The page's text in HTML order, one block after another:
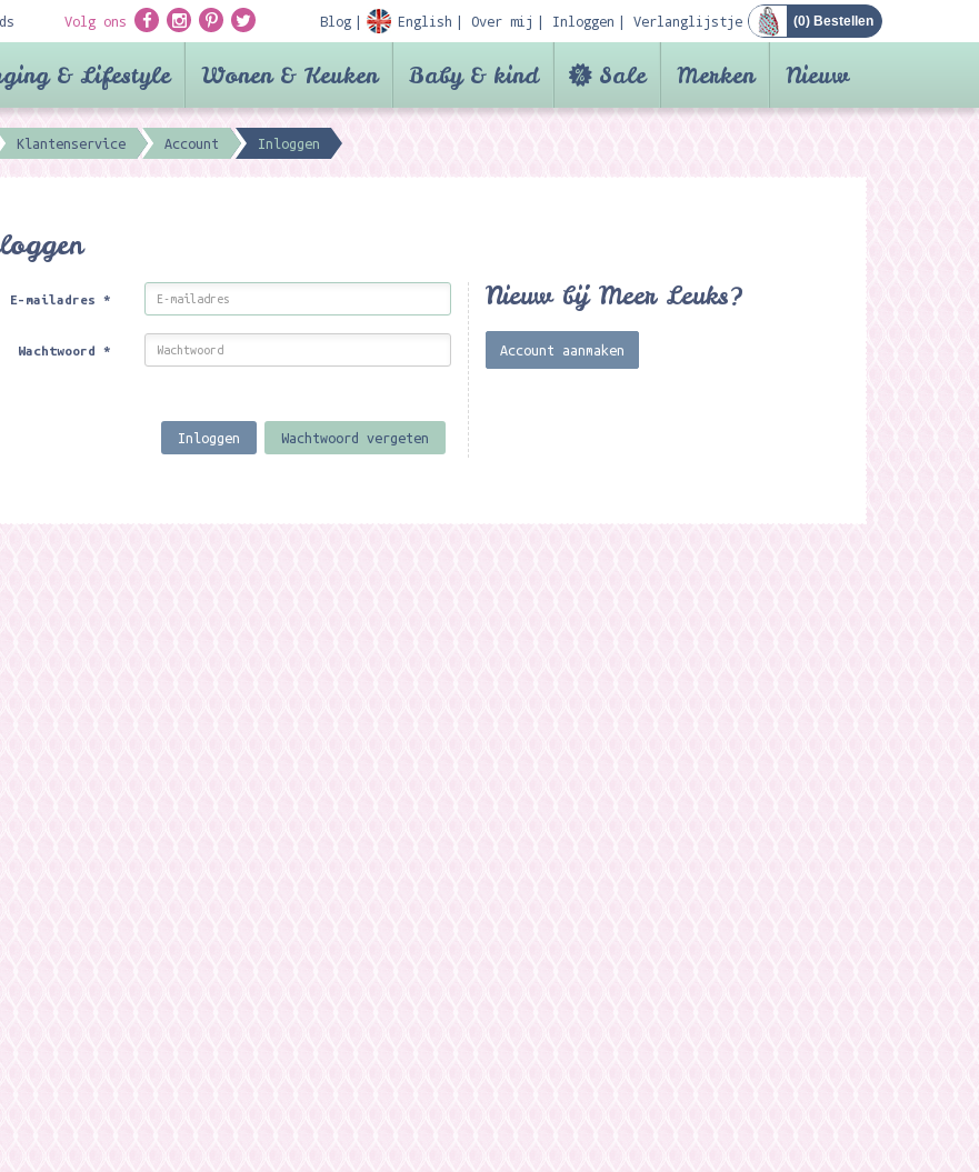
Volg ons Blog English Over mij Inloggen Verlanglijstje (0) Bestellen
& Lifestyle Wonen & Keuken Baby & kind Sale Merken Nieuw
Klantenservice Account Inloggen
E-mailadres*
Wachtwoord*
Inloggen Wachtwoord vergeten
Nieuw bij Meer Leuks?
Account aanmaken